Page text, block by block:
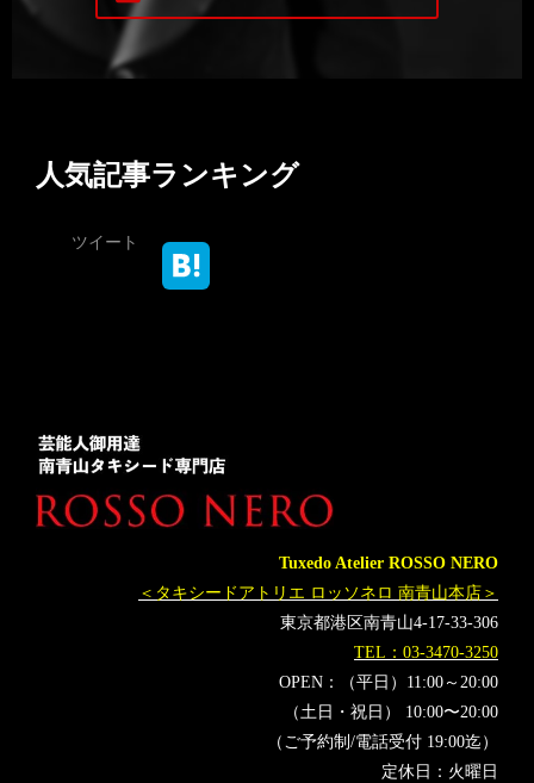
人気記事ランキング
ツイート
Tuxedo Atelier ROSSO NERO
＜タキシードアトリエ ロッソネロ 南青山本店＞
東京都港区南青山4-17-33-306
TEL：03-3470-3250
OPEN：（平日）11:00～20:00
（土日・祝日） 10:00〜20:00
（ご予約制/電話受付 19:00迄）
定休日：火曜日